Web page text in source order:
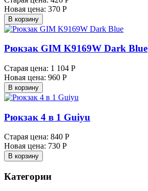
Новая цена: 370 Р
В корзину
Рюкзак GIM K9169W Dark Blue
Старая цена: 1 104 Р
Новая цена: 960 Р
В корзину
Рюкзак 4 в 1 Guiyu
Старая цена: 840 Р
Новая цена: 730 Р
В корзину
Категории